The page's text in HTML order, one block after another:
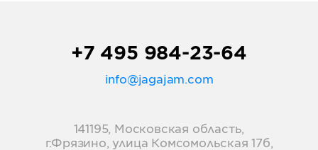
+7 495 984-23-64
info@jagajam.com
141195, Московская область,
г.Фрязино, улица Комсомольская 17б,